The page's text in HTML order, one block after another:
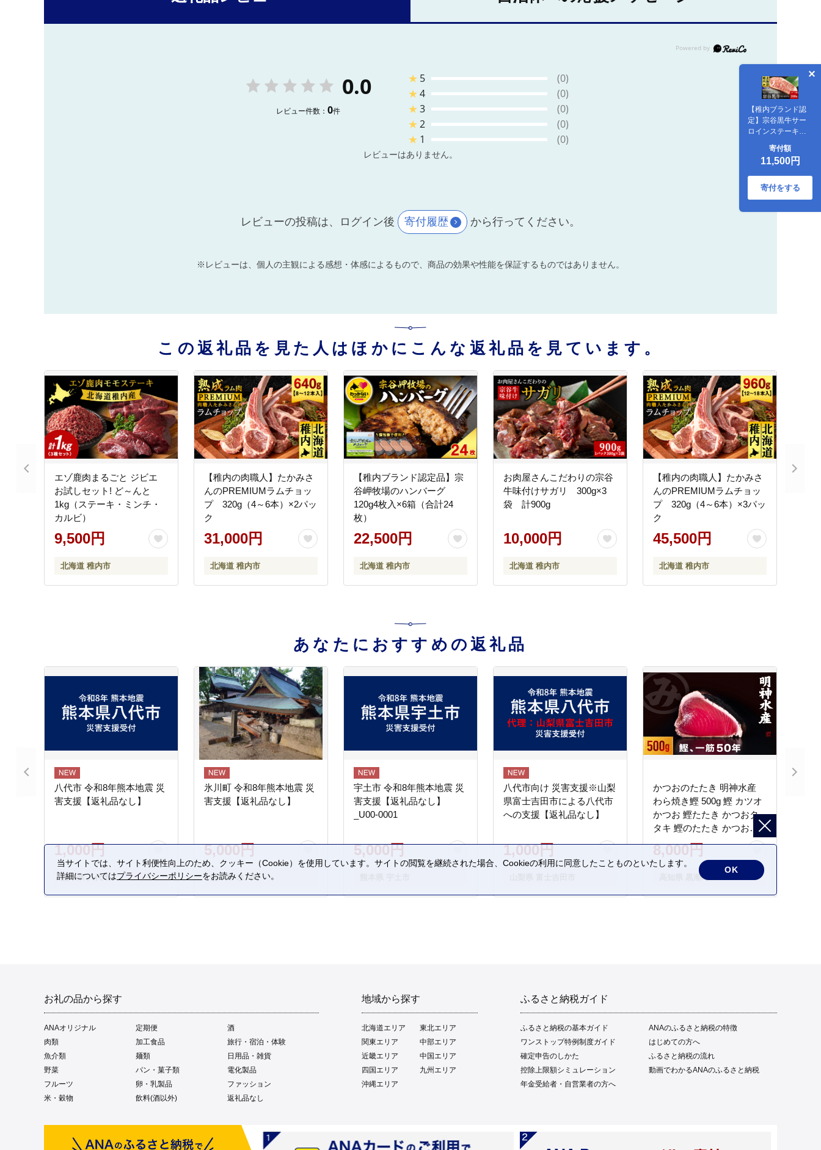
【稚内ブランド認
定】宗谷黒牛サー
ロインステーキ
寄付額
11,500円
寄付をする
0.0
レビュー件数： 0件
★ 5
(0)
★4
(0)
★3
(0)
★2
(0)
★ 1 (0)
レビューはありません。
レビューの投稿は、ログイン後 寄付履歴 から行ってください。
※レビューは、個人の主観による感想・体感によるもので、商品の効果や性能を保証するものではありません。
この返礼品を見た人はほかにこんな返礼品を見ています。
エゾ鹿肉まるごと ジビエ
お試しセット! ど～んと
1kg（ステーキ・ミンチ・
カルビ）
9,500円
北海道 稚内市
【稚内の肉職人】たかみさ
んのPREMIUMラムチョッ
プ 320g（4～6本）×2パッ
ク
31,000円
北海道 稚内市
【稚内ブランド認定品】宗
谷岬牧場のハンバーグ
120g4枚入×6箱（合計24
枚）
22,500円
北海道 稚内市
お肉屋さんこだわりの宗谷
牛味付けサガリ 300g×3
袋 計900g
10,000円
北海道 稚内市
【稚内の肉職人】たかみさ
んのPREMIUMラムチョッ
プ 320g（4～6本）×3パッ
ク
45,500円
北海道 稚内市
あなたにおすすめの返礼品
八代市 令和8年熊本地震 災
害支援【返礼品なし】
1,000円
熊本県 八代市
氷川町 令和8年熊本地震 災
害支援【返礼品なし】
5,000円
熊本県 氷川町
宇土市 令和8年熊本地震 災
害支援【返礼品なし】
_U00-0001
5,000円
八代市向け 災害支援※山梨
県富士吉田市による八代市
への支援【返礼品なし】
1,000円
かつおのたたき 明神水産
わら焼き鰹 500g 鰹 カツオ
かつお 鰹たたき かつおタ
タキ 鰹のたたき かつおの
タタキ 藁焼き わら焼き 魚
さかな 海鮮 刺身 お刺身 冷
凍 ご家庭用 グルメ 特産品
ご当地 本場 高知 黒潮町 ギ
フト 贈答品 人気 返礼品 ふ
8,000円
高知県 黒潮町
お礼の品から探す
ANAオリジナル 定期便
酒
肉類
加工食品
旅行・宿泊・体験
魚介類
麺類
日用品・雑貨
野菜
パン・菓子類
電化製品
フルーツ
卵・乳製品
ファッション
米・穀物
飲料(酒以外) 返礼品なし
地域から探す
北海道エリア
東北エリア
関東エリア
中部エリア
近畿エリア
中国エリア
四国エリア
九州エリア
沖縄エリア
ふるさと納税ガイド
ふるさと納税の基本ガイド
ANAのふるさと納税の特徴
ワンストップ特例制度ガイド
はじめての方へ
確定申告のしかた
ふるさと納税の流れ
控除上限額シミュレーション
動画でわかるANAのふるさと納税
年金受給者・自営業者の方へ
当サイトでは、サイト利便性向上のため、クッキー（Cookie）を使用しています。サイトの閲覧を継続された場合、Cookieの利用に同意したことものといたします。
詳細についてはプライバシーポリシーをお読みください。
OK